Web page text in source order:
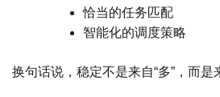
恰当的任务匹配
智能化的调度策略
换句话说，稳定不是来自“多”，而是